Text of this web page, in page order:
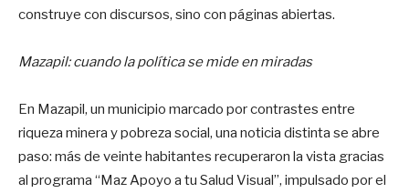
construye con discursos, sino con páginas abiertas.
Mazapil: cuando la política se mide en miradas
En Mazapil, un municipio marcado por contrastes entre
riqueza minera y pobreza social, una noticia distinta se abre
paso: más de veinte habitantes recuperaron la vista gracias
al programa “Maz Apoyo a tu Salud Visual”, impulsado por el